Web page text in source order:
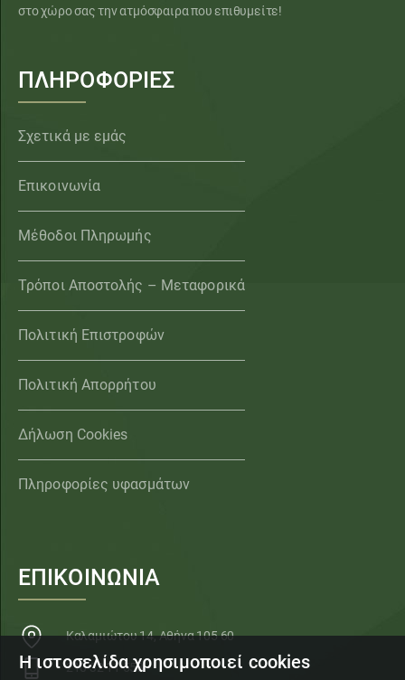
στο χώρο σας την ατμόσφαιρα που επιθυμείτε!
ΠΛΗΡΟΦΟΡΙΕΣ
Σχετικά με εμάς
Επικοινωνία
Μέθοδοι Πληρωμής
Τρόποι Αποστολής – Μεταφορικά
Πολιτική Επιστροφών
Πολιτική Απορρήτου
Δήλωση Cookies
Πληροφορίες υφασμάτων
ΕΠΙΚΟΙΝΩΝΙΑ
Καλαμιώτου 14, Αθήνα 105 60
210 32 11 553
Η ιστοσελίδα χρησιμοποιεί cookies